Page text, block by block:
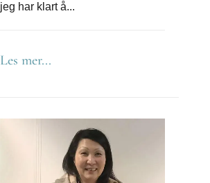
jeg har klart å...
Les mer...